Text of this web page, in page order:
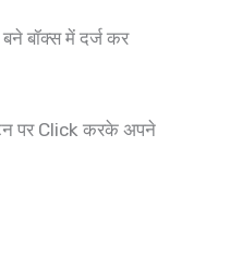
बॉक्स में दर्ज कर
पर Click करके अपने